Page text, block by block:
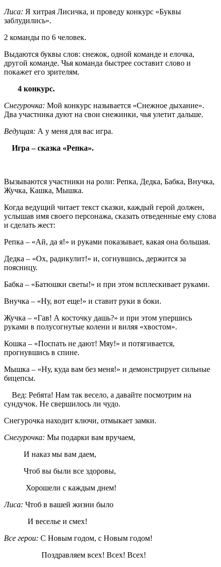
Лиса: Я хитрая Лисичка, и проведу конкурс «Буквы
заблудились».
2 команды по 6 человек.
Выдаются буквы слов: снежок, одной команде и елочка,
другой команде. Чья команда быстрее составит слово и
покажет его зрителям.
4 конкурс.
Снегурочка: Мой конкурс называется «Снежное дыхание».
Два участника дуют на свои снежинки, чья улетит дальше.
Ведущая: А у меня для вас игра.
Игра – сказка «Репка».
Вызываются участники на роли: Репка, Дедка, Бабка, Внучка,
Жучка, Кашка, Мышка.
Когда ведущий читает текст сказки, каждый герой должен,
услышав имя своего персонажа, сказать отведенные ему слова
и сделать жест:
Репка – «Ай, да я!» и руками показывает, какая она большая.
Дедка – «Ох, радикулит!» и, согнувшись, держится за
поясницу.
Бабка – «Батюшки светы!» и при этом всплескивает руками.
Внучка – «Ну, вот еще!» и ставит руки в боки.
Жучка – «Гав! А косточку дашь?» и при этом упершись
руками в полусогнутые колени и виляя «хвостом».
Кошка – «Поспать не дают! Мяу!» и потягивается,
прогнувшись в спине.
Мышка – «Ну, куда вам без меня!» и демонстрирует сильные
бицепсы.
Вед: Ребята! Нам так весело, а давайте посмотрим на
сундучок. Не свершилось ли чудо.
Снегурочка находит ключи, отмыкает замки.
Снегурочка: Мы подарки вам вручаем,
И наказ мы вам даем,
Чтоб вы были все здоровы,
Хорошели с каждым днем!
Лиса: Чтоб в вашей жизни было
И веселье и смех!
Все герои: С Новым годом, с Новым годом!
Поздравляем всех! Всех! Всех!